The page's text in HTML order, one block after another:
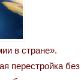
в стране».
перестройка без